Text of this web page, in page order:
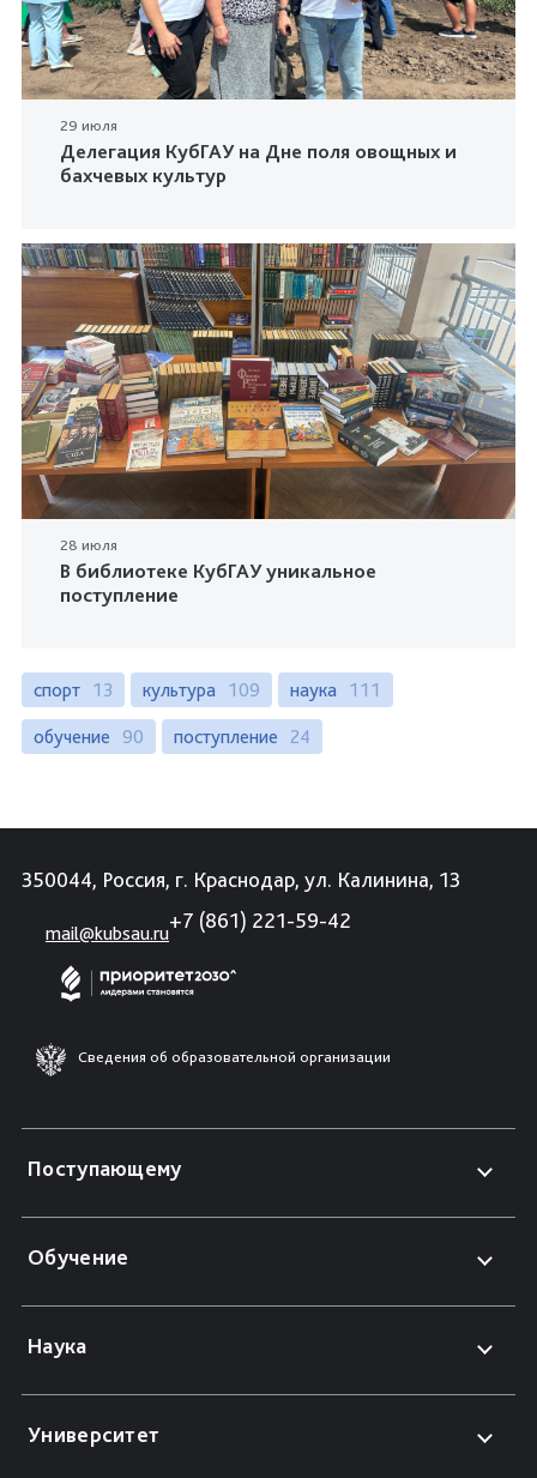
29 июля
Делегация КубГАУ на Дне поля овощных и
бахчевых культур
28 июля
В библиотеке КубГАУ уникальное
поступление
спорт 13 культура 109 наука 111
обучение 90 поступление 24
350044, Россия, г. Краснодар, ул. Калинина, 13
mail@kubsau.ru
+7 (861) 221-59-42
Сведения об образовательной организации
Поступающему
Обучение
Наука
Университет